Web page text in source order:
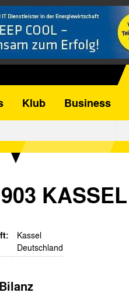
Klub Business
KASSEL
Kassel
Deutschland
Bilanz